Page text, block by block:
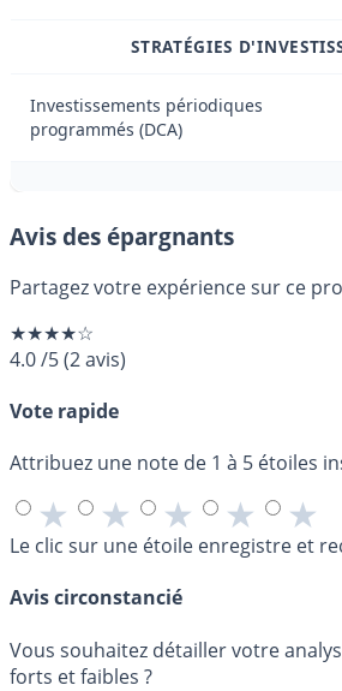
STRATÉGIES
Investissements périodiques
programmés (DCA)
Avis des épargnants
Partagez votre expérience sur ce
★★★★☆
4.0/5(2avis)
Vote rapide
Attribuez une note de 1 à 5 étoiles
★ ★ ★ ★ ★
Le clic sur une étoile enregistre et
Avis circonstancié
Vous souhaitez détailler votre
forts et faibles ?